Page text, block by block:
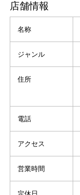
店舗情報
名称
ジャンル
住所
電話
アクセス
営業時間
定休日